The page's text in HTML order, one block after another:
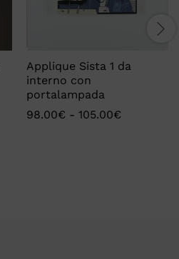
Applique Sista 1 da
interno con
portalampada
98.00€ - 105.00€